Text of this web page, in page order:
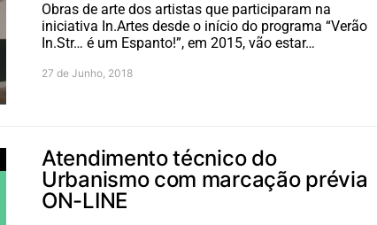
Obras de arte dos artistas que participaram na
iniciativa In.Artes desde o início do programa “Verão
In.Str… é um Espanto!”, em 2015, vão estar…
27 de Junho, 2018
Atendimento técnico do
Urbanismo com marcação prévia
ON-LINE